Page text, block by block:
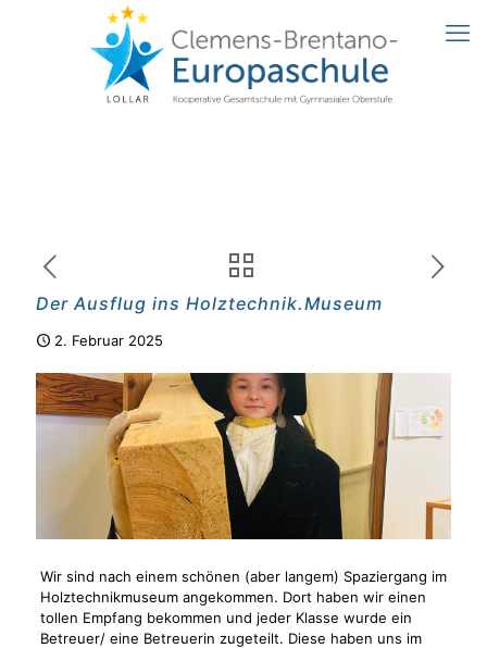
Der Ausflug ins Holztechnik.Museum
2. Februar 2025
Wir sind nach einem schönen (aber langem) Spaziergang im
Holztechnikmuseum angekommen. Dort haben wir einen
tollen Empfang bekommen und jeder Klasse wurde ein
Betreuer/ eine Betreuerin zugeteilt. Diese haben uns im